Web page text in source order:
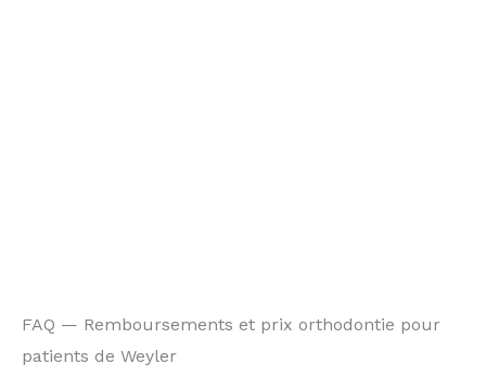
FAQ — Remboursements et prix orthodontie pour
patients de Weyler